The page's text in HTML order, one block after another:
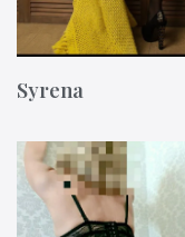
Syrena